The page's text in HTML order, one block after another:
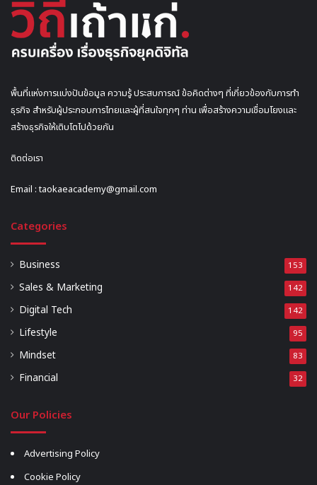
พื้นที่แห่งการแบ่งปันข้อมูล ความรู้ ประสบการณ์ ข้อคิดต่างๆ ที่เกี่ยวข้องกับการทำ
ธุรกิจ สำหรับผู้ประกอบการไทยและผู้ที่สนใจทุกๆ ท่าน เพื่อสร้างความเชื่อมโยงและ
สร้างธุรกิจให้เติบโตไปด้วยกัน
ติดต่อเรา
Email :taokaeacademy@gmail.com
Categories
Business 153
Sales & Marketing 142
Digital Tech 142
Lifestyle 95
Mindset 83
Financial 32
Our Policies
Advertising Policy
Cookie Policy